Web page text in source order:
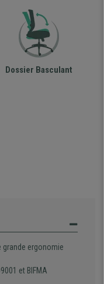
Dossier Basculant
grande ergonomie
et BIFMA